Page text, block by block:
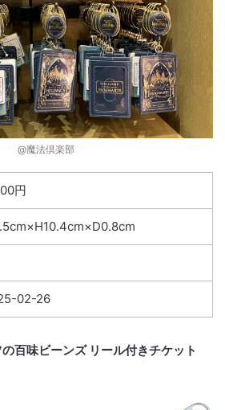
@魔法倶楽部
円
02-26
百味ビーンズ リール付きチケット